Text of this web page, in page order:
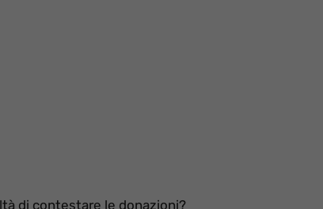
di contestare le donazioni?